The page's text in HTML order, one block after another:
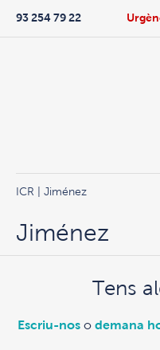
93 254 79 22
ICR | Jiménez
Jiménez
Tens
Escriu-noso demana